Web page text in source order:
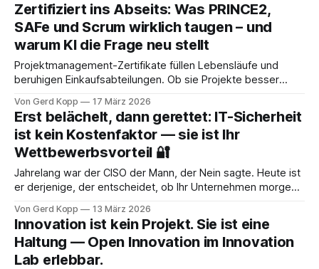
Zertifiziert ins Abseits: Was PRINCE2,
SAFe und Scrum wirklich taugen – und
warum KI die Frage neu stellt
Projektmanagement-Zertifikate füllen Lebensläufe und
beruhigen Einkaufsabteilungen. Ob sie Projekte besser
Arbeit neu verteilt, wird aus einer alten Branchendebatte
eine strategische.
Von Gerd Kopp 17 März 2026
Erst belächelt, dann gerettet: IT-Sicherheit
ist kein Kostenfaktor — sie ist Ihr
Wettbewerbsvorteil 🔐
Jahrelang war der CISO der Mann, der Nein sagte. Heute ist
er derjenige, der entscheidet, ob Ihr Unternehmen morgen
hat, ein Kostenfaktor zu sein — und was das für den
Mittelstand bedeutet.
Von Gerd Kopp 13 März 2026
Innovation ist kein Projekt. Sie ist eine
Haltung — Open Innovation im Innovation
Lab erlebbar.